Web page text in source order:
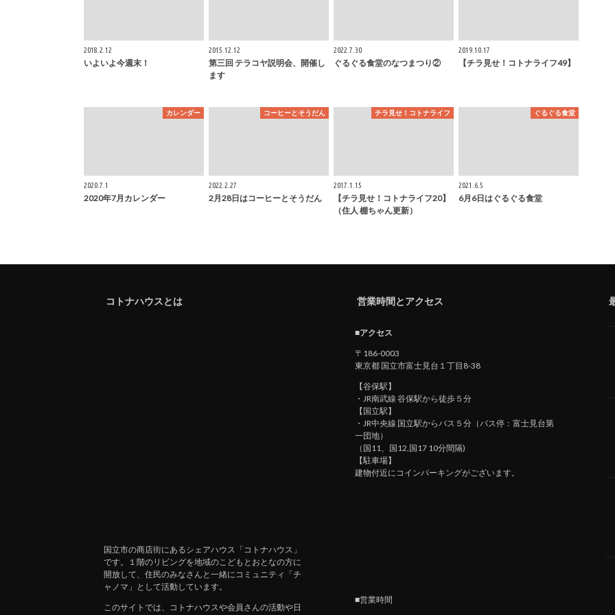
2018.2.12
いよいよ今週末！
2015.12.12
第三回 テラコヤ説明会、開催し
ます
2022.7.30
ぐるぐる食堂のなつまつり②
2019.10.17
【チラ見せ！コトナライフ49】
カレンダー
2020.7.1
2020年7月カレンダー
コーヒーとそうだん
2022.2.27
2月28日はコーヒーとそうだん
チラ見せ！コトナライフ
2017.1.15
【チラ見せ！コトナライフ20】
（住人 棚ちゃん更新）
ぐるぐる食堂
2021.6.5
6月6日はぐるぐる食堂
コトナハウスとは
国立市の商店街にあるシェアハウス「コトナハウス」
です。１階のリビングを地域のこどもとおとなの方に
開放して、住民のみなさんと一緒にコミュニティ「チ
ャノマ」として活動しています。
このサイトでは、コトナハウスや会員さんの活動や日
営業時間とアクセス
■アクセス
〒186-0003
東京都 国立市富士見台１丁目8-38
【谷保駅】
・JR南武線 谷保駅から徒歩５分
【国立駅】
・JR中央線 国立駅からバス５分（バス停：富士見台第
一団地）
（国11、国12,国17 10分間隔)
【駐車場】
建物付近にコインパーキングがございます。
■営業時間